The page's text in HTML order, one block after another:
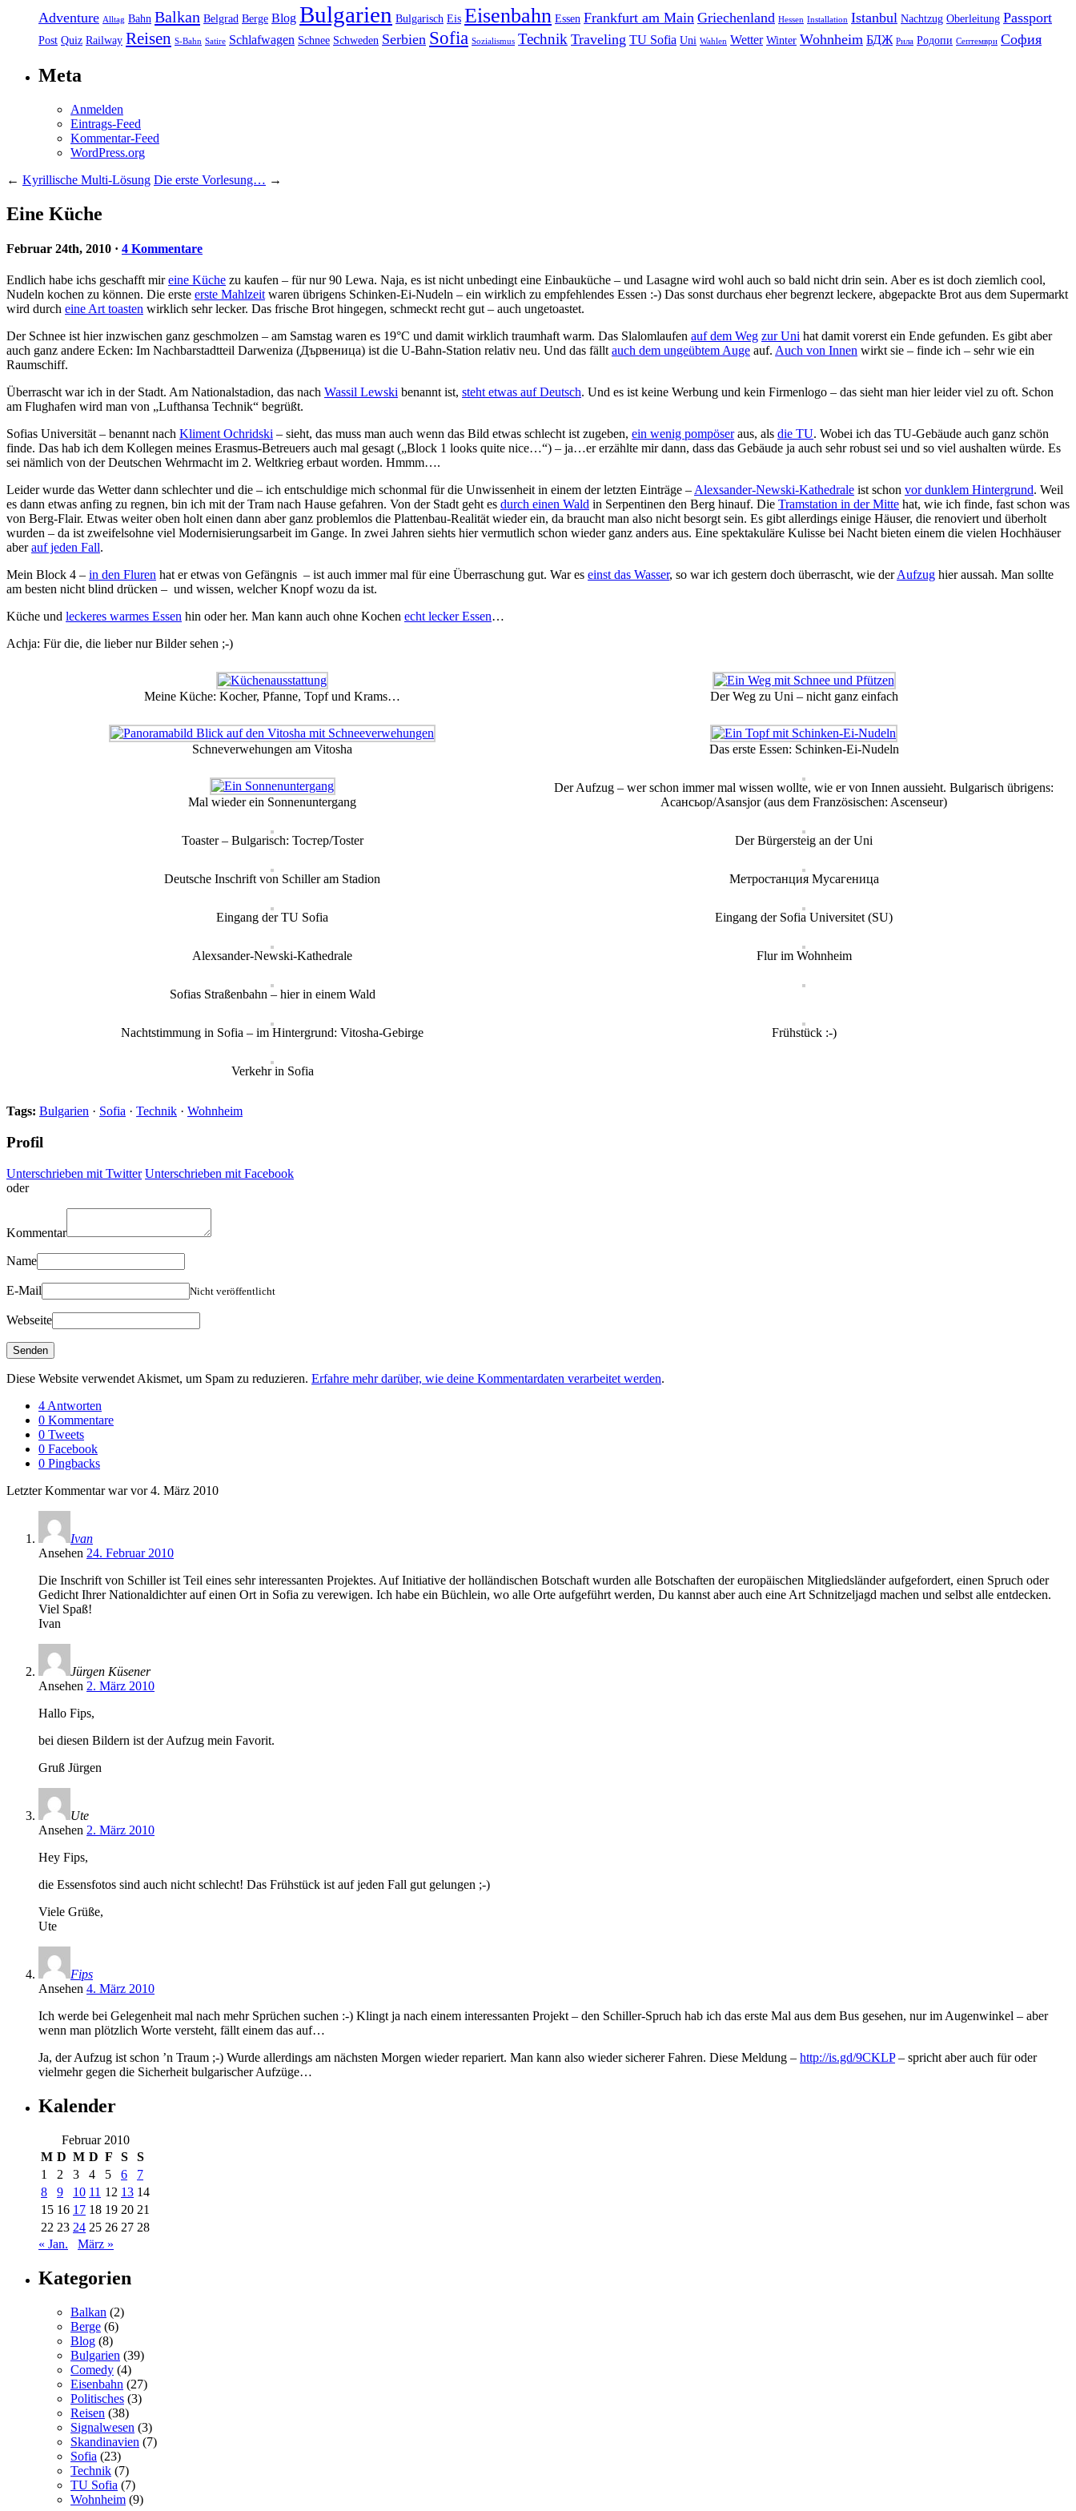
Adventure Alltag Bahn Balkan Belgrad Berge Blog Bulgarien Bulgarisch Eis Eisenbahn Essen Frankfurt am Main Griechenland Hessen Installation Istanbul Nachtzug Oberleitung Passport
Post Quiz Railway Reisen S-Bahn Satire Schlafwagen Schnee Schweden Serbien Sofia Sozialismus Technik Traveling TU Sofia Uni Wahlen Wetter Winter Wohnheim БДЖ Рила Родопи Септември София
Meta
Anmelden
Eintrags-Feed
Kommentar-Feed
WordPress.org
← Kyrillische Multi-Lösung Die erste Vorlesung… →
Eine Küche
Februar 24th, 2010 · 4 Kommentare
Endlich habe ichs geschafft mireine Küche zu kaufen – für nur 90 Lewa. Naja, es ist nicht unbedingt eine Einbauküche – und Lasagne wird wohl auch so bald nicht drin sein. Aber es ist doch ziemlich cool,
Nudeln kochen zu können. Die erste erste Mahlzeitwaren übrigens Schinken-Ei-Nudeln – ein wirklich zu empfehlendes Essen :-) Das sonst durchaus eher begrenzt leckere, abgepackte Brot aus dem Supermarkt
wird durch eine Art toasten wirklich sehr lecker. Das frische Brot hingegen, schmeckt recht gut – auch ungetoastet.
Der Schnee ist hier inzwischen ganz geschmolzen – am Samstag waren es 19°C und damit wirklich traumhaft warm. Das Slalomlaufen auf dem Weg zur Uni hat damit vorerst ein Ende gefunden. Es gibt aber
auch ganz andere Ecken: Im Nachbarstadtteil Darweniza (Дървеница) ist die U-Bahn-Station relativ neu. Und das fälltauch dem ungeübtem Auge auf. Auch von Innen wirkt sie – finde ich – sehr wie ein
Raumschiff.
Überrascht war ich in der Stadt. Am Nationalstadion, das nach Wassil Lewski benannt ist, steht etwas auf Deutsch. Und es ist keine Werbung und kein Firmenlogo – das sieht man hier leider viel zu oft. Schon
am Flughafen wird man von „Lufthansa Technik“ begrüßt.
Sofias Universität – benannt nach Kliment Ochridski – sieht, das muss man auch wenn das Bild etwas schlecht ist zugeben, ein wenig pompöseraus, als die TU. Wobei ich das TU-Gebäude auch ganz schön
finde. Das hab ich dem Kollegen meines Erasmus-Betreuers auch mal gesagt („Block 1 looks quite nice…“) – ja…er erzählte mir dann, dass das Gebäude ja auch sehr robust sei und so viel aushalten würde. Es
sei nämlich von der Deutschen Wehrmacht im 2. Weltkrieg erbaut worden. Hmmm….
Leider wurde das Wetter dann schlechter und die – ich entschuldige mich schonmal für die Unwissenheit in einem der letzten Einträge –Alexsander-Newski-Kathedrale ist schon vor dunklem Hintergrund. Weil
es dann etwas anfing zu regnen, bin ich mit der Tram nach Hause gefahren. Von der Stadt geht es durch einen Wald in Serpentinen den Berg hinauf. Die Tramstation in der Mitte hat, wie ich finde, fast schon was
von Berg-Flair. Etwas weiter oben holt einen dann aber ganz problemlos die Plattenbau-Realität wieder ein, da braucht man also nicht besorgt sein. Es gibt allerdings einige Häuser, die renoviert und überholt
wurden – da ist zweifelsohne viel Modernisierungsarbeit im Gange. In zwei Jahren siehts hier vermutlich schon wieder ganz anders aus. Eine spektakuläre Kulisse bei Nacht bieten einem die vielen Hochhäuser
aberauf jeden Fall.
Mein Block 4 – in den Fluren hat er etwas von Gefängnis – ist auch immer mal für eine Überraschung gut. War es einst das Wasser, so war ich gestern doch überrascht, wie derAufzug hier aussah. Man sollte
am besten nicht blind drücken – und wissen, welcher Knopf wozu da ist.
Küche und leckeres warmes Essen hin oder her. Man kann auch ohne Kochen echt lecker Essen…
Achja: Für die, die lieber nur Bilder sehen ;-)
Meine Küche: Kocher, Pfanne, Topf und Krams… Der Weg zu Uni – nicht ganz einfach
Schneverwehungen am Vitosha Das erste Essen: Schinken-Ei-Nudeln
Mal wieder ein Sonnenuntergang
Der Aufzug – wer schon immer mal wissen wollte, wie er von Innen aussieht. Bulgarisch übrigens:
Асансьор/Asansjor (aus dem Französischen: Ascenseur)
Toaster – Bulgarisch: Тостер/Toster Der Bürgersteig an der Uni
Deutsche Inschrift von Schiller am Stadion Метростанция Мусагеница
Eingang der TU Sofia Eingang der Sofia Universitet (SU)
Alexsander-Newski-Kathedrale Flur im Wohnheim
Sofias Straßenbahn – hier in einem Wald
Nachtstimmung in Sofia – im Hintergrund: Vitosha-Gebirge Frühstück :-)
Verkehr in Sofia
Tags: Bulgarien · Sofia · Technik · Wohnheim
Profil
Unterschrieben mit Twitter Unterschrieben mit Facebook
oder
Kommentar
Name
E-Mail Nicht veröffentlicht
Webseite
Diese Website verwendet Akismet, um Spam zu reduzieren. Erfahre mehr darüber, wie deine Kommentardaten verarbeitet werden.
4 Antworten
0 Kommentare
0 Tweets
0 Facebook
0 Pingbacks
Letzter Kommentar war vor 4. März 2010
Ivan
Ansehen 24. Februar 2010
Die Inschrift von Schiller ist Teil eines sehr interessanten Projektes. Auf Initiative der holländischen Botschaft wurden alle Botschaften der europäischen Mitgliedsländer aufgefordert, einen Spruch oder
Gedicht Ihrer Nationaldichter auf einen Ort in Sofia zu verewigen. Ich habe ein Büchlein, wo alle Orte aufgeführt werden, Du kannst aber auch eine Art Schnitzeljagd machen und selbst alle entdecken.
Viel Spaß!
Ivan
Jürgen Küsener
Ansehen 2. März 2010
Hallo Fips,
bei diesen Bildern ist der Aufzug mein Favorit.
Gruß Jürgen
Ute
Ansehen 2. März 2010
Hey Fips,
die Essensfotos sind auch nicht schlecht! Das Frühstück ist auf jeden Fall gut gelungen ;-)
Viele Grüße,
Ute
Fips
Ansehen 4. März 2010
Ich werde bei Gelegenheit mal nach mehr Sprüchen suchen :-) Klingt ja nach einem interessanten Projekt – den Schiller-Spruch hab ich das erste Mal aus dem Bus gesehen, nur im Augenwinkel – aber
wenn man plötzlich Worte versteht, fällt einem das auf…
Ja, der Aufzug ist schon ’n Traum ;-) Wurde allerdings am nächsten Morgen wieder repariert. Man kann also wieder sicherer Fahren. Diese Meldung – http://is.gd/9CKLP– spricht aber auch für oder
vielmehr gegen die Sicherheit bulgarischer Aufzüge…
Kalender
Februar 2010
M D M D F S
S
1
2 3 4 5 6
7
8
9 10 11 12 13 14
15 16 17 18 19 20 21
22 23 24 25 26 27 28
« Jan.
März »
Kategorien
Balkan (2)
Berge (6)
Blog (8)
Bulgarien (39)
Comedy (4)
Eisenbahn (27)
Politisches (3)
Reisen (38)
Signalwesen (3)
Skandinavien (7)
Sofia (23)
Technik (7)
TU Sofia (7)
Wohnheim (9)